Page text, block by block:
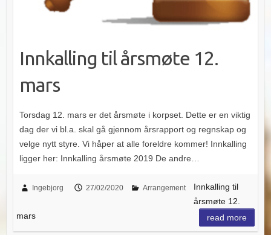
Innkalling til årsmøte 12.
mars
Torsdag 12. mars er det årsmøte i korpset. Dette er en viktig
dag der vi bl.a. skal gå gjennom årsrapport og regnskap og
velge nytt styre. Vi håper at alle foreldre kommer! Innkalling
ligger her: Innkalling årsmøte 2019 De andre…
Ingebjorg 27/02/2020 Arrangement
Innkalling til
årsmøte 12.
mars
read more